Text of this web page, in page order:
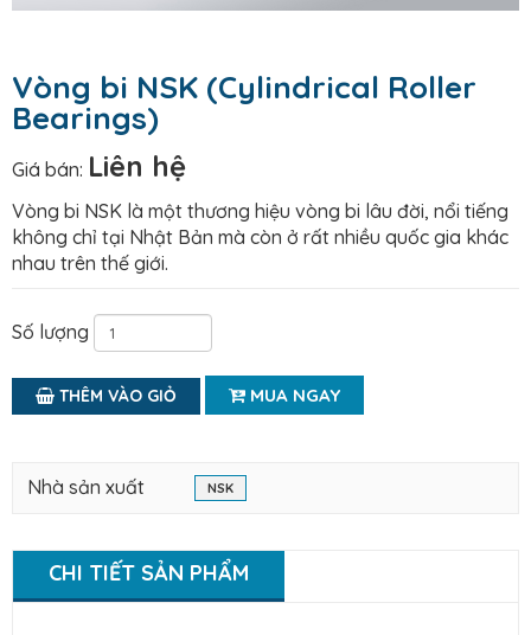
Vòng bi NSK (Cylindrical Roller
Bearings)
Giá bán: Liên hệ
Vòng bi NSK là một thương hiệu vòng bi lâu đời, nổi tiếng
không chỉ tại Nhật Bản mà còn ở rất nhiều quốc gia khác
nhau trên thế giới.
Số lượng
THÊM VÀO GIỎ MUA NGAY
Nhà sản xuất NSK
CHI TIẾT SẢN PHẨM